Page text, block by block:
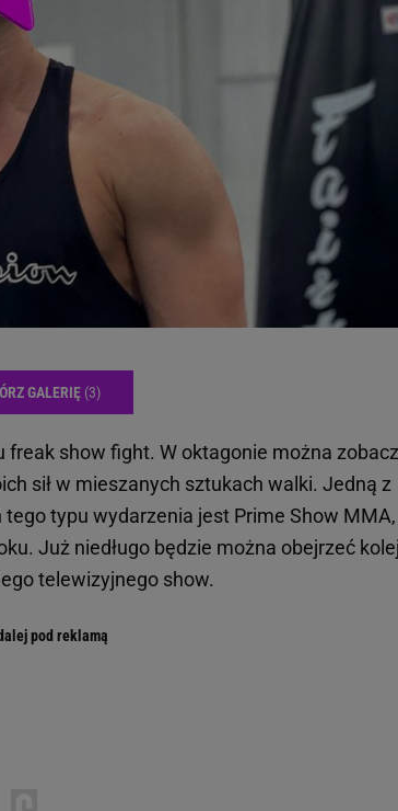
GALERIĘ (3)
show fight. W oktagonie można
sił w mieszanych sztukach walki. Jedną z
typu wydarzenia jest Prime Show MMA,
Już niedługo będzie można obejrzeć
telewizyjnego show.